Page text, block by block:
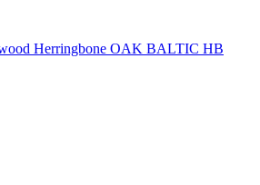
Herringbone OAK BALTIC HB